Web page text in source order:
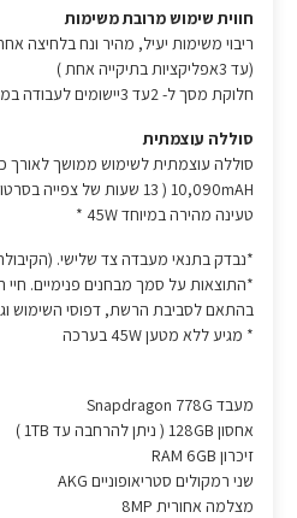
חווית שימוש מרובת משימות
ריבוי משימות יעיל, מהיר ונח בלחיצה
(עד 3אפליקציות בתיקייה אחת )
חלוקת מסך ל- 2עד 3יישומים לעבודה במקביל
סוללה עוצמתית
סוללה עוצמתית לשימוש ממושך לאורך
10,090mAH ( 13 שעות של צפייה בסרטונים ברזולוציה 720 * )
טעינה מהירה במיוחד 45W *
*נבדק בתנאי מעבדה צד שלישי.
*התוצאות על סמך מבחנים פנימיים. חיי
בהתאם לסביבת הרשת, דפוסי השימוש
* מגיע ללא מטען 45W בערכה
מעבד Snapdragon 778G
אחסון 128GB ( ניתן להרחבה עד 1TB )
זיכרון RAM 6GB
שני רמקולים סטריאופוניים AKG
מצלמה אחורית 8MP